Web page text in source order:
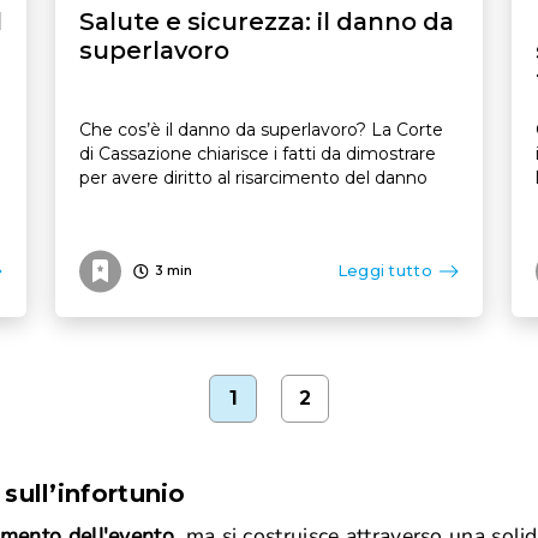
Salute e sicurezza: il danno da
superlavoro
Che cos’è il danno da superlavoro? La Corte
di Cassazione chiarisce i fatti da dimostrare
per avere diritto al risarcimento del danno
3 min Leggi tutto
1 2